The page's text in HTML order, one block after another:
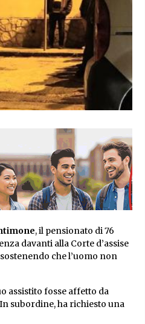
, il pensionato di 76
davanti alla Corte d’assise
che l’uomo non
assistito fosse affetto da
subordine, ha richiesto una